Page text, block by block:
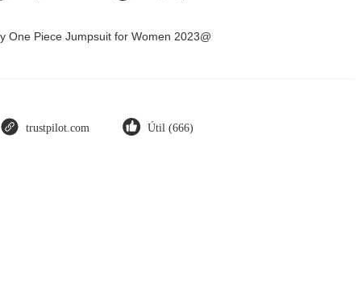
One Piece Jumpsuit for Women 2023@
trustpilot.com Útil (666)